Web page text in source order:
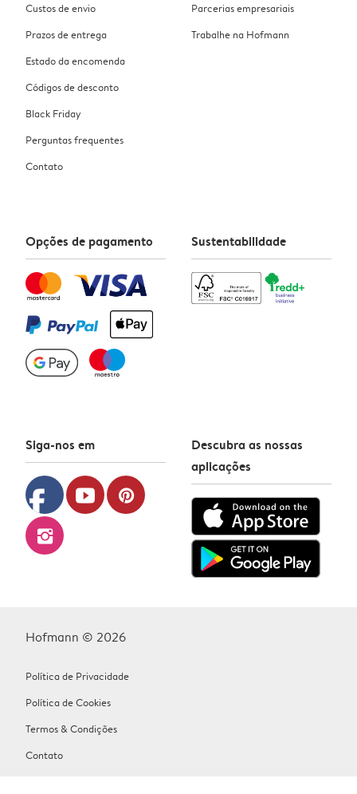
Custos de envio
Prazos de entrega
Estado da encomenda
Códigos de desconto
Black Friday
Perguntas frequentes
Contato
Parcerias empresariais
Trabalhe na Hofmann
Opções de pagamento Sustentabilidade
Siga-nos em
facebook youtube pinterest
instagram
Descubra as nossas
aplicações
Hofmann © 2026
Política de Privacidade
Política de Cookies
Termos & Condições
Contato